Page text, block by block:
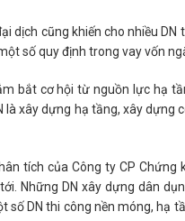
dịch cũng khiến cho nhiều
số quy định trong vay vốn
bắt cơ hội từ nguồn lực hạ
xây dựng hạ tầng, xây dựng
tích của Công ty CP Chứng
Những DN xây dựng dân
DN thi công nền móng, hạ